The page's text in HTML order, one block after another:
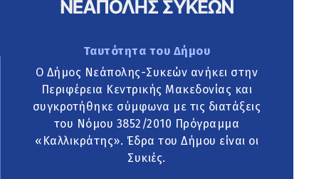
Ταυτότητα του Δήμου
Ο Δήμος Νεάπολης-Συκεών ανήκει στην
Περιφέρεια Κεντρικής Μακεδονίας και
συγκροτήθηκε σύμφωνα με τις διατάξεις
του Νόμου 3852/2010 Πρόγραμμα
«Καλλικράτης». Έδρα του Δήμου είναι οι
Συκιές.